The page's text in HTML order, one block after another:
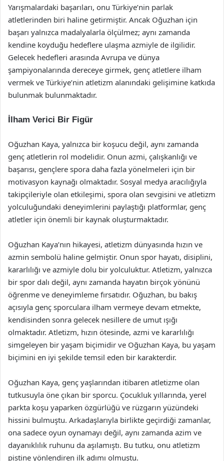
Yarışmalardaki başarıları, onu Türkiye’nin parlak
atletlerinden biri haline getirmiştir. Ancak Oğuzhan için
başarı yalnızca madalyalarla ölçülmez; aynı zamanda
kendine koyduğu hedeflere ulaşma azmiyle de ilgilidir.
Gelecek hedefleri arasında Avrupa ve dünya
şampiyonalarında dereceye girmek, genç atletlere ilham
vermek ve Türkiye’nin atletizm alanındaki gelişimine katkıda
bulunmak bulunmaktadır.
İlham Verici Bir Figür
Oğuzhan Kaya, yalnızca bir koşucu değil, aynı zamanda
genç atletlerin rol modelidir. Onun azmi, çalışkanlığı ve
başarısı, gençlere spora daha fazla yönelmeleri için bir
motivasyon kaynağı olmaktadır. Sosyal medya aracılığıyla
takipçileriyle olan etkileşimi, spora olan sevgisini ve atletizm
yolculuğundaki deneyimlerini paylaştığı platformlar, genç
atletler için önemli bir kaynak oluşturmaktadır.
Oğuzhan Kaya’nın hikayesi, atletizm dünyasında hızın ve
azmin sembolü haline gelmiştir. Onun spor hayatı, disiplini,
kararlılığı ve azmiyle dolu bir yolculuktur. Atletizm, yalnızca
bir spor dalı değil, aynı zamanda hayatın birçok yönünü
öğrenme ve deneyimleme fırsatıdır. Oğuzhan, bu bakış
açısıyla genç sporculara ilham vermeye devam etmekte,
kendisinden sonra gelecek nesillere de umut ışığı
olmaktadır. Atletizm, hızın ötesinde, azmi ve kararlılığı
simgeleyen bir yaşam biçimidir ve Oğuzhan Kaya, bu yaşam
biçimini en iyi şekilde temsil eden bir karakterdir.
Oğuzhan Kaya, genç yaşlarından itibaren atletizme olan
tutkusuyla öne çıkan bir sporcu. Çocukluk yıllarında, yerel
parkta koşu yaparken özgürlüğü ve rüzgarın yüzündeki
hissini bulmuştu. Arkadaşlarıyla birlikte geçirdiği zamanlar,
ona sadece oyun oynamayı değil, aynı zamanda azim ve
dayanıklılık ruhunu da aşılamıştı. Bu tutku, onu atletizm
pistine yönlendiren ilk adımı olmuştu.